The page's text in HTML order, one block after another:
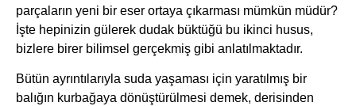
parçaların yeni bir eser ortaya çıkarması mümkün müdür?
İşte hepinizin gülerek dudak büktüğü bu ikinci husus,
bizlere birer bilimsel gerçekmiş gibi anlatılmaktadır.
Bütün ayrıntılarıyla suda yaşaması için yaratılmış bir
balığın kurbağaya dönüştürülmesi demek, derisinden